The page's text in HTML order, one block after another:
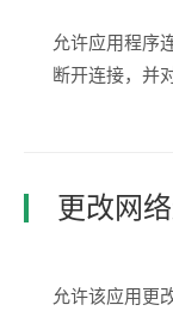
允许应用程序
断开连接，并
更改网
允许该应用更